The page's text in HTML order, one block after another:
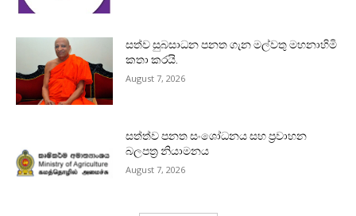
සත්ව සුබසාධන පනත ගැන මල්වතු මහනාහිමි
කතා කරයි.
August 7, 2026
සත්ත්ව පනත සංශෝධනය සහ ප්‍රවාහන
බලපත්‍ර නියාමනය
August 7, 2026